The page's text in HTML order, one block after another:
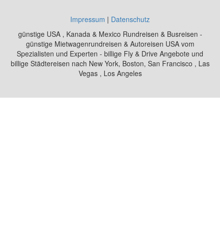
Impressum | Datenschutz
günstige USA , Kanada & Mexico Rundreisen & Busreisen -
günstige Mietwagenrundreisen & Autoreisen USA vom
Spezialisten und Experten - billige Fly & Drive Angebote und
billige Städtereisen nach New York, Boston, San Francisco , Las
Vegas , Los Angeles